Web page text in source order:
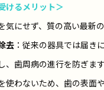
けるメリット＞
気にせず、質の高い最新
去 ：従来の器具では届き
歯周病の進行を防ぎます
使わないため、歯の表